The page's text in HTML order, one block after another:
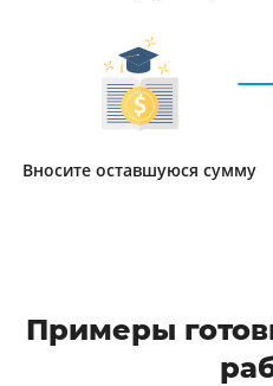
Вносите оставшуюся сумму
Примеры